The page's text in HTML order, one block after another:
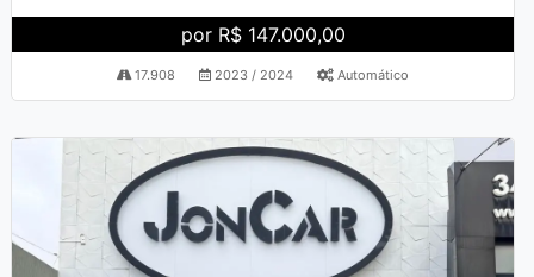
por R$ 147.000,00
17.908 2023 / 2024 Automático